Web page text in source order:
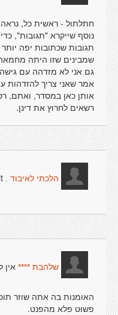
חתלתול - ראשית כל, נראה
נוסף שייקרא "תגובות",
תגובות שכתובות יפה
שמבינים שזו היתה
גם אני לא מזדהה עם
אמר שאני צריך להזדהות
אותן כאן במסדר, ואתם,
רשאים לחרוץ את דינן.
הלכתי לאיבוד .
שלהבת **** אין
האומנות בה אתה שוזר
פשוט פלא מהפנט.